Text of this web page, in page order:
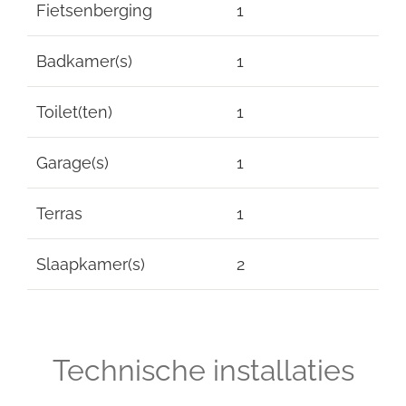
Technische installaties
Fietsenberging 1
Badkamer(s) 1
Toilet(ten) 1
Garage(s) 1
Terras 1
Slaapkamer(s) 2